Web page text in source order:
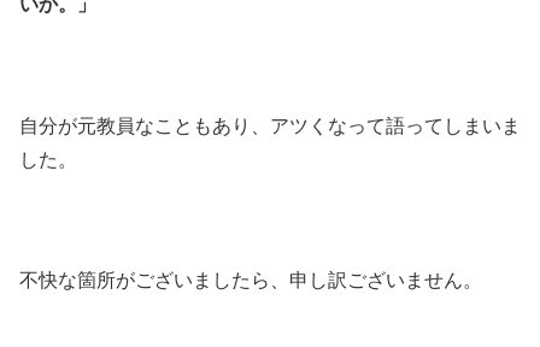
自分が元教員なこともあり、アツくなって語ってしまいま
した。
不快な箇所がございましたら、申し訳ございません。